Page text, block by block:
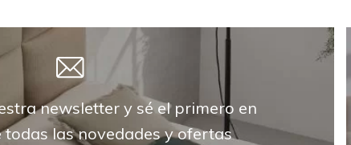
newsletter y sé el primero en
todas las novedades y ofertas